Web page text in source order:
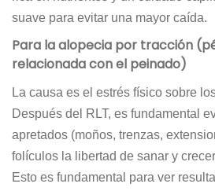
suave para evitar una mayor caída.
Para la alopecia por tracción
relacionada con el peinado)
La causa es el estrés físico sobre
Después del RLT, es fundamental
apretados (moños, trenzas,
folículos la libertad de sanar y
Esto es fundamental para ver